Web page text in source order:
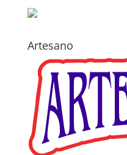
Artesano